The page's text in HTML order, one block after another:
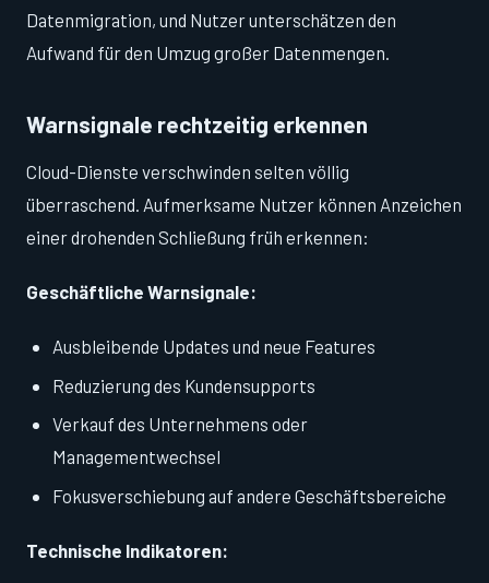
Datenmigration, und Nutzer unterschätzen den
Aufwand für den Umzug großer Datenmengen.
Warnsignale rechtzeitig erkennen
Cloud-Dienste verschwinden selten völlig
überraschend. Aufmerksame Nutzer können Anzeichen
einer drohenden Schließung früh erkennen:
Geschäftliche Warnsignale:
Ausbleibende Updates und neue Features
Reduzierung des Kundensupports
Verkauf des Unternehmens oder
Managementwechsel
Fokusverschiebung auf andere Geschäftsbereiche
Technische Indikatoren: